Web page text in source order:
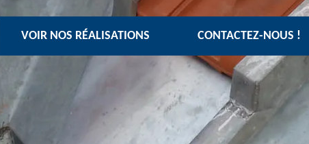
VOIR NOS RÉALISATIONS CONTACTEZ-NOUS !